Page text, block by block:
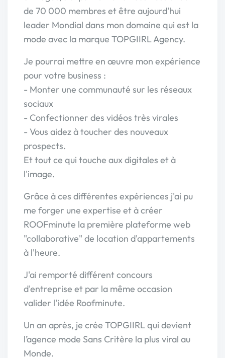
de 70 000 membres et être aujourd'hui
leader Mondial dans mon domaine qui est la
mode avec la marque TOPGIIRL Agency.
Je pourrai mettre en œuvre mon expérience
pour votre business :
- Monter une communauté sur les réseaux
sociaux
- Confectionner des vidéos très virales
- Vous aidez à toucher des nouveaux
prospects.
Et tout ce qui touche aux digitales et à
l'image.
Grâce à ces différentes expériences j'ai pu
me forger une expertise et à créer
ROOFminute la première plateforme web
"collaborative" de location d'appartements
à l'heure.
J'ai remporté différent concours
d'entreprise et par la même occasion
valider l'idée Roofminute.
Un an après, je crée TOPGIIRL qui devient
l’agence mode Sans Critère la plus viral au
Monde.